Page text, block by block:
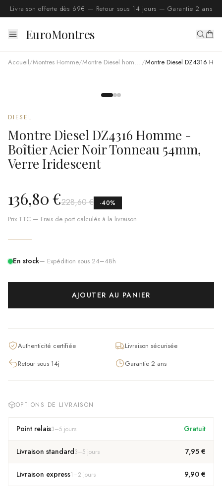
Livraison offerte dès 69€ — Retour sous 14 jours — Garantie 2 ans
EuroMontres
Accueil/Montres Homme/ Montre Diesel homme /
DIESEL
Montre Diesel DZ4316 Homme -
Boîtier Acier Noir Tonneau 54mm,
Verre Iridescent
136,80 €228,60 € -40%
Prix TTC — Frais de port calculés à la livraison
En stock— Expédition sous 24–48h
AJOUTER AU PANIER
Authenticité certifiée
Livraison sécurisée
Retour sous 14j
Garantie 2 ans
OPTIONS DE LIVRAISON
Point relais3–5 jours Gratuit
Livraison standard3–5 jours 7,95 €
Livraison express1–2 jours 9,90 €